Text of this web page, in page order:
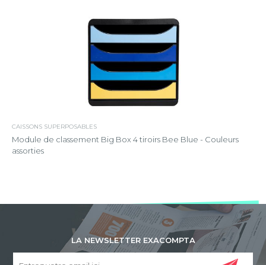
CAISSONS SUPERPOSABLES
Module de classement Big Box 4 tiroirs Bee Blue - Couleurs
assorties
LA NEWSLETTER EXACOMPTA